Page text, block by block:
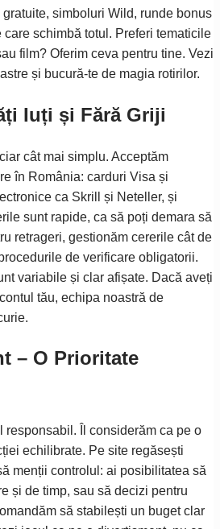
simboluri Wild, runde bonus
schimbă totul. Preferi tematicile
film? Oferim ceva pentru tine. Vezi
și bucură-te de magia rotirilor.
Iuți și Fără Griji
cât mai simplu. Acceptăm
în România: carduri Visa și
ca Skrill și Neteller, și
sunt rapide, ca să poți demara să
retrageri, gestionăm cererile cât de
de verificare obligatorii.
variabile și clar afișate. Dacă aveți
tău, echipa noastră de
– O Prioritate
responsabil. Îl considerăm ca pe o
echilibrate. Pe site regăsești
menții controlul: ai posibilitatea să
și de timp, sau să decizi pentru
să stabilești un buget clar